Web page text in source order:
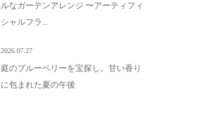
ルなガーデンアレンジ 〜アーティフィ
シャルフラ...
2026.07.27
庭のブルーベリーを宝探し。甘い香り
に包まれた夏の午後